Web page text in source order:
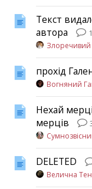
Текст
автора
прохід
Вогняний
Нехай
мерців
DELETED
Велична